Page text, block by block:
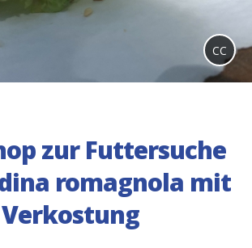
CC
zur Futtersuche
romagnola mit
Verkostung